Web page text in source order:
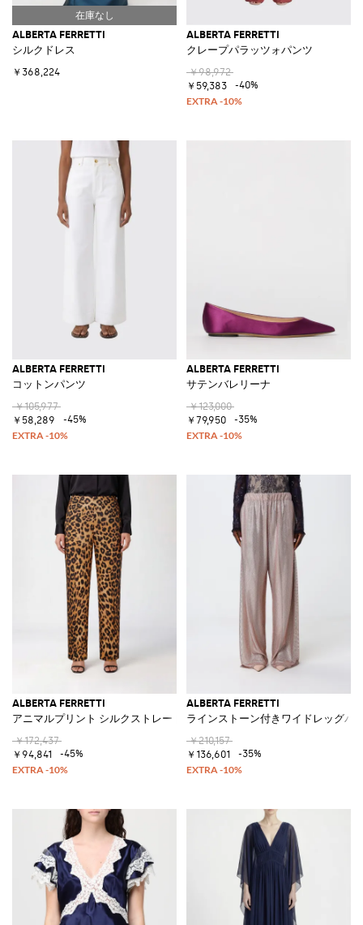
ALBERTA FERRETTI
シルクドレス
￥368,224
ALBERTA FERRETTI
クレープパラッツォパンツ
￥98,972
￥59,383
-40%
ALBERTA FERRETTI
コットンパンツ
￥105,977
￥58,289
-45%
ALBERTA FERRETTI
サテンバレリーナ
￥123,000
￥79,950
-35%
ALBERTA FERRETTI
アニマルプリント シルクストレートパンツ ミッドライズウエスト
￥172,437
￥94,841
-45%
ALBERTA FERRETTI
ラインストーン付きワイドレッグパ
￥210,157
￥136,601
-35%